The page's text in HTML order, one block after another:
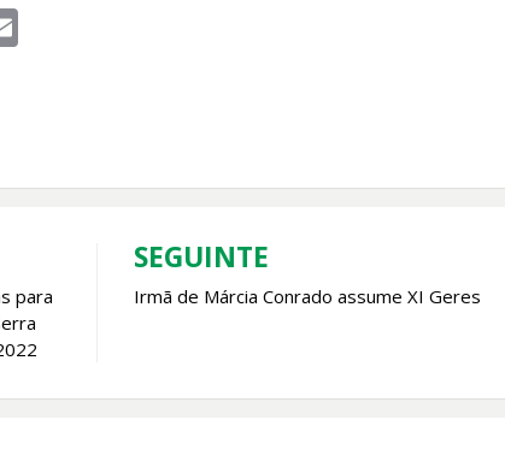
E
para
SEGUINTE
Irmã de Márcia Conrado assume XI Geres